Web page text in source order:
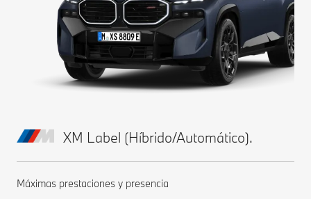
XM Label (Híbrido/Automático).
Máximas prestaciones y presencia